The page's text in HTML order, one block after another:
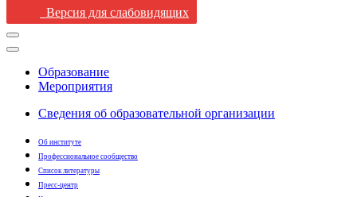
Версия для слабовидящих
Образование
Мероприятия
Сведения oб oбразовательной oрганизации
Об институте
Профессиональное сообщество
Список литературы
Пресс-центр